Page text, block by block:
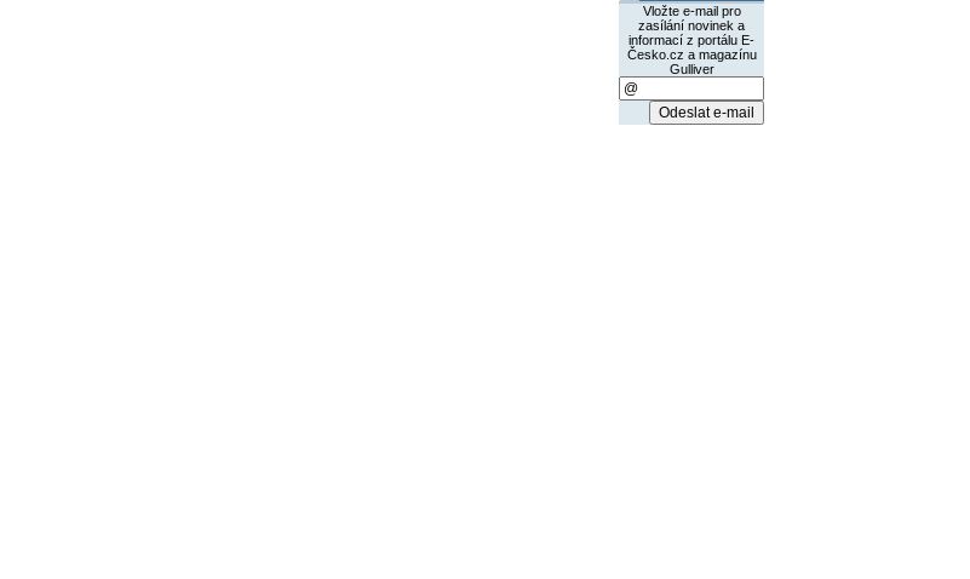
Vložte e-mail pro
zasílání novinek a
informací z portálu E-
Česko.cz a magazínu
Gulliver